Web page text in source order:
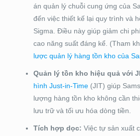
án quản lý chuỗi cung ứng của
đến việc thiết kế lại quy trình và
Sigma. Điều này giúp giảm chi
cao năng suất đáng kể. (Tham
lược quản lý hàng tồn kho của
Quản lý tồn kho hiệu quả với
hình Just-in-Time(JIT) giúp
lượng hàng tồn kho không cần
lưu trữ và tối ưu hóa dòng tiền.
Tích hợp dọc: Việc tự sản xuất